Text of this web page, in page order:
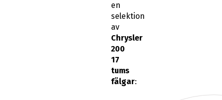
en
selektion
av
Chrysler
200
17
tums
fälgar: